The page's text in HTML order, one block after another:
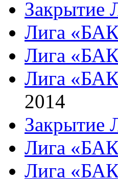
Закрытие
Лига
Лига
Лига
2014
Закрытие
Лига
Лига